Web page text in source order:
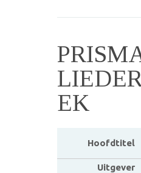
EK
Hoofdtitel
Uitgever